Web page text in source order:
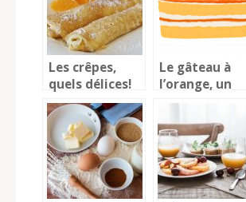
Les crêpes,
quels délices!
Le gâteau à
l’orange, un
bon et beau
plaît à tout le
monde